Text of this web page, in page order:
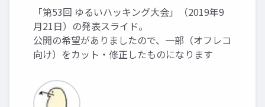
「第53回 ゆるいハッキング大会」（2019年9
月21日）の発表スライド。
公開の希望がありましたので、一部（オフレコ
向け）をカット・修正したものになります